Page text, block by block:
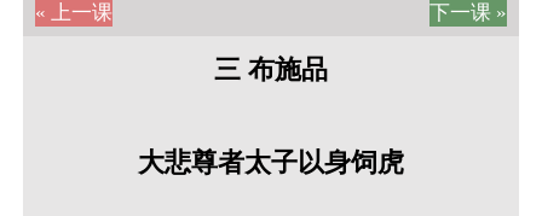
« 上一课 下一课 »
三 布施品
大悲尊者太子以身饲虎